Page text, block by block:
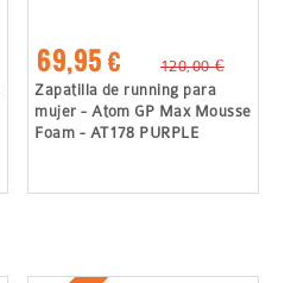
69,95 €
120,00 €
Zapatilla de running para
mujer - Atom GP Max Mousse
Foam - AT178 PURPLE